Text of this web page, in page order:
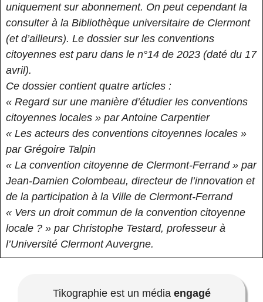
uniquement sur abonnement. On peut cependant la
consulter à la Bibliothèque universitaire de Clermont
(et d’ailleurs). Le dossier sur les conventions
citoyennes est paru dans le n°14 de 2023 (daté du 17
avril).
Ce dossier contient quatre articles :
« Regard sur une manière d’étudier les conventions
citoyennes locales » par Antoine Carpentier
« Les acteurs des conventions citoyennes locales »
par Grégoire Talpin
« La convention citoyenne de Clermont-Ferrand » par
Jean-Damien Colombeau, directeur de l’innovation et
de la participation à la Ville de Clermont-Ferrand
« Vers un droit commun de la convention citoyenne
locale ? » par Christophe Testard, professeur à
l’Université Clermont Auvergne.
Tikographie est un média engagé